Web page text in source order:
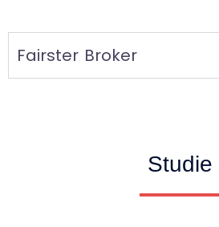
Fairster Broker
Studie